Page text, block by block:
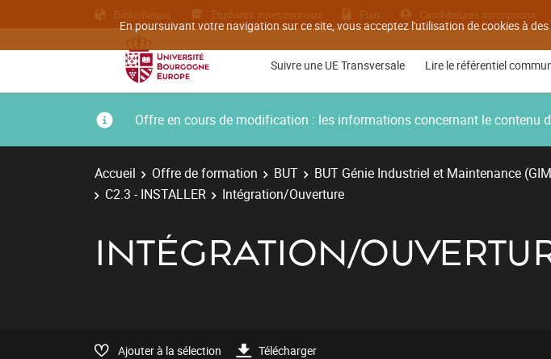
En poursuivant votre navigation sur ce site, vous acceptez l'utilisation de cookies à
Bibliothèque Etudiants internationaux Plan Candidatures inscriptions
Suivre une UE Transversale Lire le référentiel
Offre en cours de modification : les informations concernant le contenu
Accueil Offre de formation BUT BUT Génie Industriel et Maintenance
C2.3 - INSTALLER
Intégration/Ouverture
INTÉGRATION/
Ajouter à la sélection Télécharger